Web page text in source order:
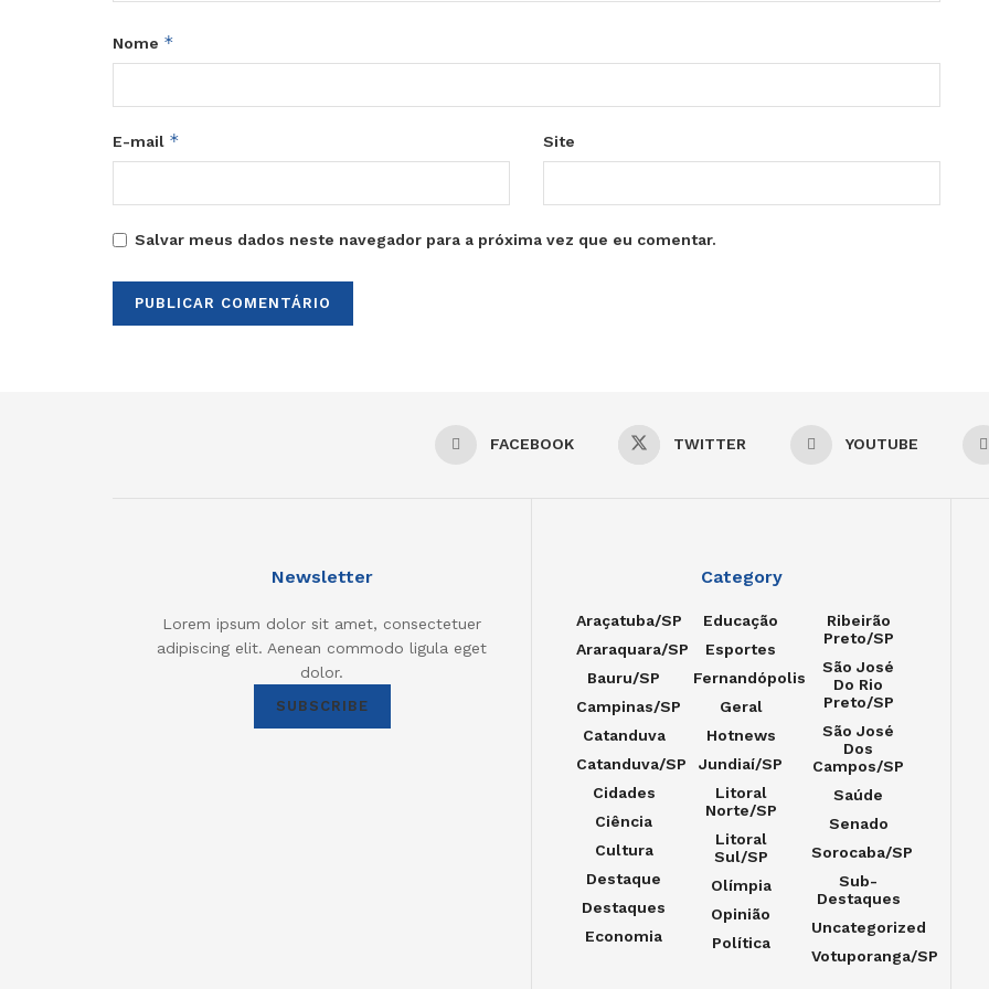
Nome *
E-mail * Site
Salvar meus dados neste navegador para a próxima vez que eu comentar.
FACEBOOK TWITTER YOUTUBE
Newsletter
Lorem ipsum dolor sit amet, consectetuer
adipiscing elit. Aenean commodo ligula eget
dolor.
SUBSCRIBE
Category
Araçatuba/SP
Araraquara/SP
Bauru/SP
Campinas/SP
Catanduva
Catanduva/SP
Cidades
Ciência
Cultura
Destaque
Destaques
Economia
Educação
Esportes
Fernandópolis
Geral
Hotnews
Jundiaí/SP
Litoral
Norte/SP
Litoral
Sul/SP
Olímpia
Opinião
Política
Ribeirão
Preto/SP
São José
Do Rio
Preto/SP
São José
Dos
Campos/SP
Saúde
Senado
Sorocaba/SP
Sub-
Destaques
Uncategorized
Votuporanga/SP